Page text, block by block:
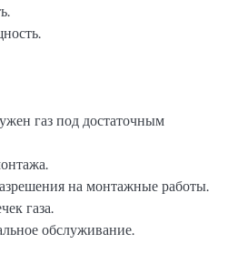
газ под достаточным
на монтажные работы.
газа.
обслуживание.